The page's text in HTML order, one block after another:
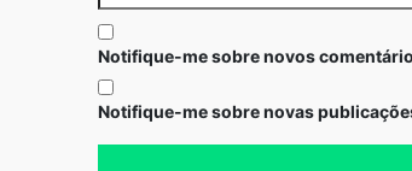
Notifique-me sobre novos
Notifique-me sobre novas